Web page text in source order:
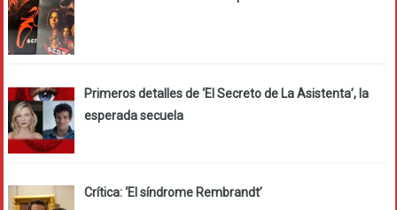
Primeros detalles de ‘El Secreto de La Asistenta’, la
esperada secuela
Crítica: ‘El síndrome Rembrandt’